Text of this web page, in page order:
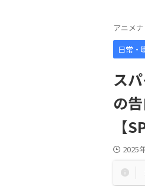
アニメ
日常・
ス
の
【
2025